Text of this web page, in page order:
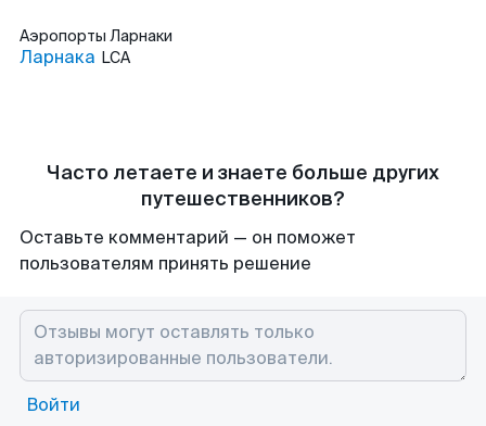
Аэропорты Ларнаки
Ларнака LCA
Часто летаете и знаете больше других
путешественников?
Оставьте комментарий — он поможет
пользователям принять решение
Войти